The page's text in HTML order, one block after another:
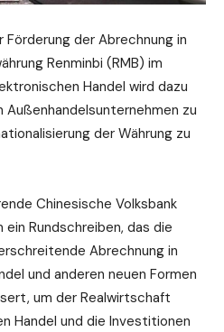
der Abrechnung in
Renminbi (RMB) im
Handel wird dazu
zu
der Währung zu
Chinesische Volksbank
Rundschreiben, das die
Abrechnung in
und anderen neuen Formen
um der Realwirtschaft
Handel und die Investitionen